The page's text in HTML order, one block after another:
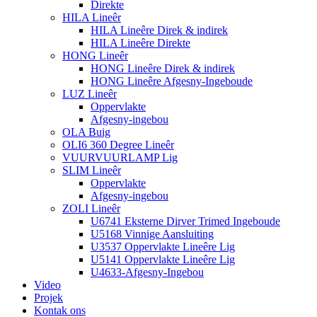
Direkte
HILA Lineêr
HILA Lineêre Direk & indirek
HILA Lineêre Direkte
HONG Lineêr
HONG Lineêre Direk & indirek
HONG Lineêre Afgesny-Ingeboude
LUZ Lineêr
Oppervlakte
Afgesny-ingebou
OLA Buig
OLI6 360 Degree Lineêr
VUURVUURLAMP Lig
SLIM Lineêr
Oppervlakte
Afgesny-ingebou
ZOLI Lineêr
U6741 Eksterne Dirver Trimed Ingeboude
U5168 Vinnige Aansluiting
U3537 Oppervlakte Lineêre Lig
U5141 Oppervlakte Lineêre Lig
U4633-Afgesny-Ingebou
Video
Projek
Kontak ons